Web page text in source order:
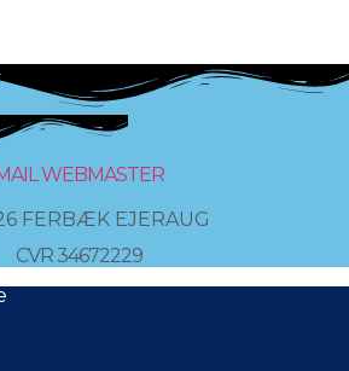
WEBMASTER
FERBÆK EJERAUG
CVR 34672229